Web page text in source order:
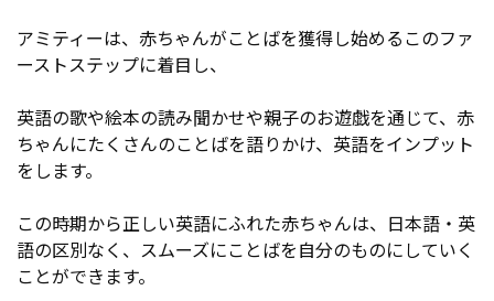
アミティーは、赤ちゃんがことばを獲得し始めるこのファ
ーストステップに着目し、
英語の歌や絵本の読み聞かせや親子のお遊戯を通じて、赤
ちゃんにたくさんのことばを語りかけ、英語をインプット
をします。
この時期から正しい英語にふれた赤ちゃんは、日本語・英
語の区別なく、スムーズにことばを自分のものにしていく
ことができます。